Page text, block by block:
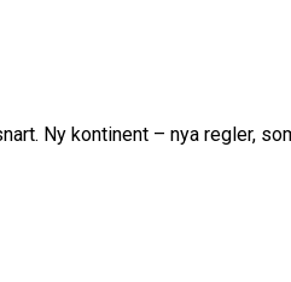
Ny kontinent – nya regler,